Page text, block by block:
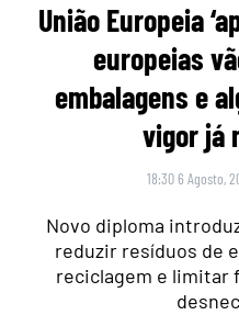
União Europeia
europeias
embalagens e
vigor já
18:30 6 Agosto,
Novo diploma
reduzir resíduos de
reciclagem e limitar